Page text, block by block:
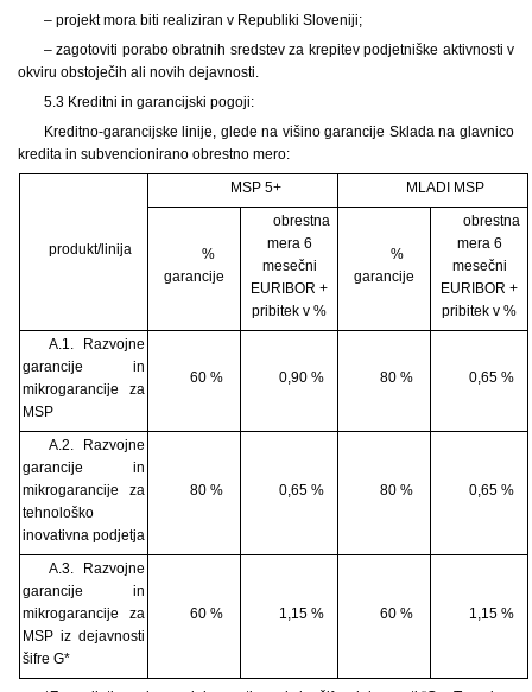
– projekt mora biti realiziran v Republiki Sloveniji;
– zagotoviti porabo obratnih sredstev za krepitev podjetniške aktivnosti v
okviru obstoječih ali novih dejavnosti.
5.3 Kreditni in garancijski pogoji:
Kreditno-garancijske linije, glede na višino garancije Sklada na glavnico
kredita in subvencionirano obrestno mero:
produkt/linija
MSP 5+ MLADI MSP
%
garancije
obrestna
mera 6
mesečni
EURIBOR +
pribitek v %
%
garancije
obrestna
mera 6
mesečni
EURIBOR +
pribitek v %
A.1. Razvojne
garancije in
mikrogarancije za
MSP
60 % 0,90 % 80 % 0,65 %
A.2. Razvojne
garancije in
mikrogarancije za
tehnološko
inovativna podjetja
80 % 0,65 % 80 % 0,65 %
A.3. Razvojne
garancije in
mikrogarancije za
MSP iz dejavnosti
šifre G*
60 % 1,15 % 60 % 1,15 %